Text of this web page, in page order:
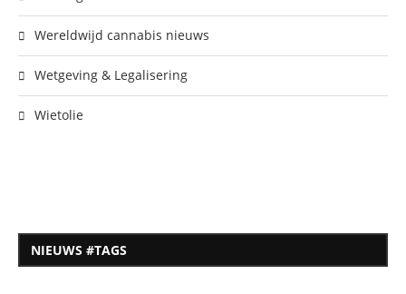
Wereldwijd cannabis nieuws
Wetgeving & Legalisering
Wietolie
NIEUWS #TAGS